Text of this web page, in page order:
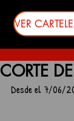
CORTE
Desde el 7/06/